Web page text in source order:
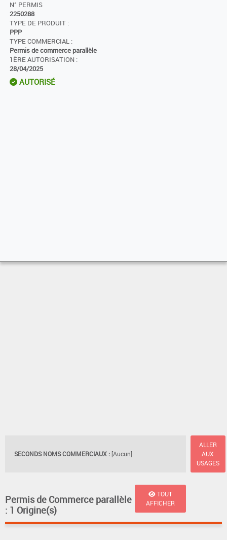
N° PERMIS
2250288
TYPE DE PRODUIT :
PPP
TYPE COMMERCIAL :
Permis de commerce parallèle
1ÈRE AUTORISATION :
28/04/2025
AUTORISÉ
SECONDS NOMS COMMERCIAUX : [Aucun]
ALLER
AUX
USAGES
Permis de Commerce parallèle
: 1 Origine(s)
TOUT
AFFICHER